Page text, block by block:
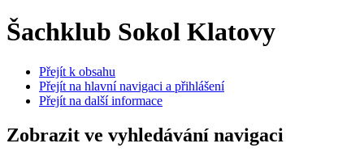
Šachklub Sokol Klatovy
Přejít k obsahu
Přejít na hlavní navigaci a přihlášení
Přejít na další informace
Zobrazit ve vyhledávání navigaci